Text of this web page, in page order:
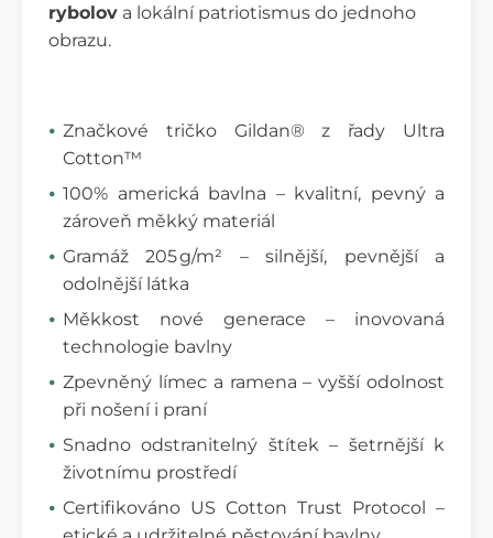
rybolov a lokální patriotismus do jednoho
obrazu.
Značkové tričko Gildan® z řady Ultra
Cotton™
100% americká bavlna – kvalitní, pevný a
zároveň měkký materiál
Gramáž 205 g/m² – silnější, pevnější a
odolnější látka
Měkkost nové generace – inovovaná
technologie bavlny
Zpevněný límec a ramena – vyšší odolnost
při nošení i praní
Snadno odstranitelný štítek – šetrnější k
životnímu prostředí
Certifikováno US Cotton Trust Protocol –